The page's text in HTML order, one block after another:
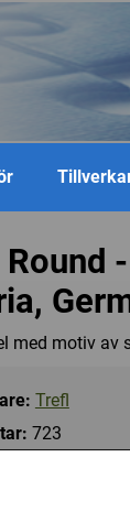
med motiv av
Trefl
723